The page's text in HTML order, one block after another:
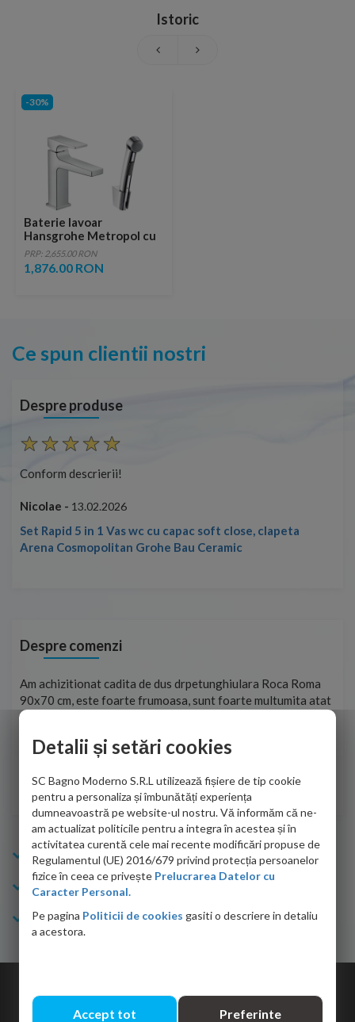
Istoric
-30%
Baterie lavoar
Hansgrohe Metropol cu
dus tip bideu pentru
igiena intima, fara ventil
PRP: 2,655.00 RON
1,876.00 RON
Ce spun clientii nostri
Despre produse
Conform descrierii!
Nicolae - 13.02.2026
Set Rapid 5 in 1 Vas wc cu capac soft close, clapeta
Arena Cosmopolitan Grohe Bau Ceramic
Despre comenzi
Am achizitionat cadita de dus drpetunghiulara Roca Roma
90x70 cm, este foarte frumoasa, sunt foarte multumita atat
de personalul firmei dvs. cu care am colaborat in obtinerea
adus coletul in siguranta.Numai bine, va doresc!
Sofrone Viviana -28.07.2026
Info Bagno
Cumparaturi
Suport clienti
Detalii și setări cookies
SC Bagno Moderno S.R.L utilizează fișiere de tip cookie
pentru a personaliza și îmbunătăți experiența
dumneavoastră pe website-ul nostru. Vă informăm că ne-
am actualizat politicile pentru a integra în acestea și în
activitatea curentă cele mai recente modificări propuse de
Regulamentul (UE) 2016/679 privind protecția persoanelor
fizice în ceea ce privește Prelucrarea Datelor cu
Caracter Personal.
Pe pagina Politicii de cookies gasiti o descriere in detaliu
a acestora.
Accept tot Preferinte